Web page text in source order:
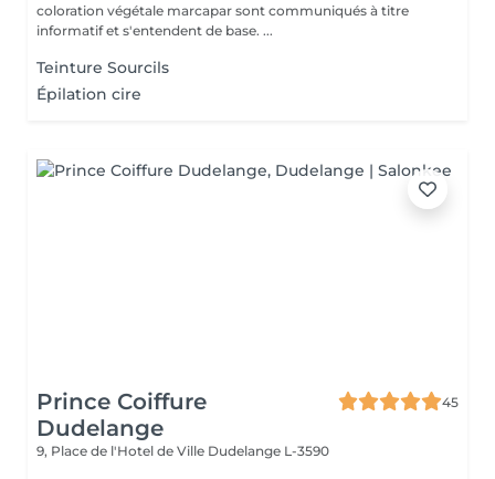
coloration végétale marcapar sont communiqués à titre
informatif et s'entendent de base. ...
Teinture Sourcils
Épilation cire
Prince Coiffure
Dudelange
45
9, Place de l'Hotel de Ville Dudelange L-3590